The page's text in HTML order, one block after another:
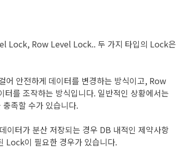
Lock, Row Level Lock.. 두 가지 타입의 Lock은
안전하게 데이터를 변경하는 방식이고, Row
를 조작하는 방식입니다. 일반적인 상황에서는
족할 수가 있습니다.
이터가 분산 저장되는 경우 DB 내적인 제약사항
Lock이 필요한 경우가 있습니다.